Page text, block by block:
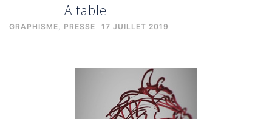
A table !
GRAPHISME, PRESSE 17 JUILLET 2019